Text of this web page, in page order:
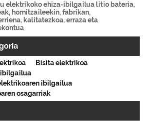
elektrikoko ehiza-ibilgailua litio bateria,
hornitzaileekin, fabrikan,
kalitatezkoa, erraza eta
Bisita elektrikoa
ibilgailua
ibilgailua
osagarriak